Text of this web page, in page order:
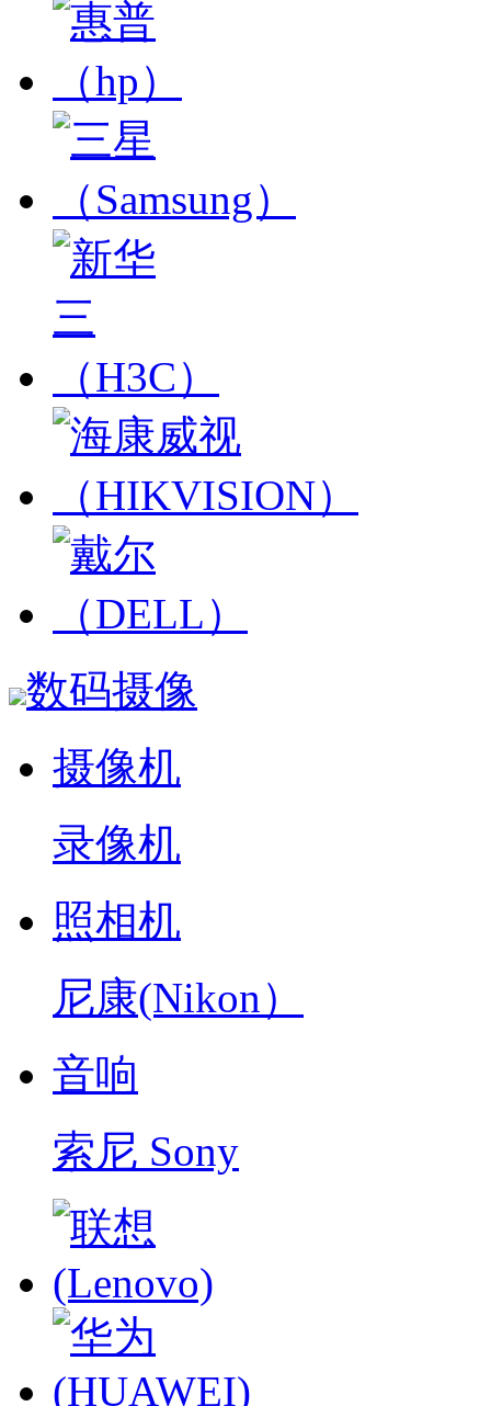
数码摄像
摄像机
录像机
照相机
尼康(Nikon）
音响
索尼 Sony